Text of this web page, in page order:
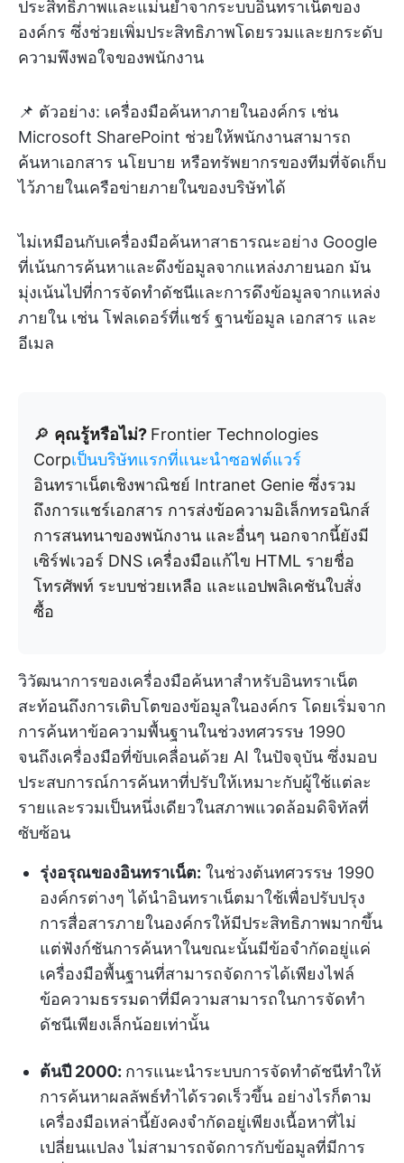
ประสิทธิภาพและแม่นยำจากระบบอินทราเน็ตของ
องค์กร ซึ่งช่วยเพิ่มประสิทธิภาพโดยรวมและยกระดับ
ความพึงพอใจของพนักงาน
📌 ตัวอย่าง: เครื่องมือค้นหาภายในองค์กร เช่น
Microsoft SharePoint ช่วยให้พนักงานสามารถ
ค้นหาเอกสาร นโยบาย หรือทรัพยากรของทีมที่จัดเก็บ
ไว้ภายในเครือข่ายภายในของบริษัทได้
ไม่เหมือนกับเครื่องมือค้นหาสาธารณะอย่าง Google
ที่เน้นการค้นหาและดึงข้อมูลจากแหล่งภายนอก มัน
มุ่งเน้นไปที่การจัดทำดัชนีและการดึงข้อมูลจากแหล่ง
ภายใน เช่น โฟลเดอร์ที่แชร์ ฐานข้อมูล เอกสาร และ
อีเมล
🔎 คุณรู้หรือไม่? Frontier Technologies
Corpเป็นบริษัทแรกที่แนะนำซอฟต์แวร์
อินทราเน็ตเชิงพาณิชย์ Intranet Genie ซึ่งรวม
ถึงการแชร์เอกสาร การส่งข้อความอิเล็กทรอนิกส์
การสนทนาของพนักงาน และอื่นๆ นอกจากนี้ยังมี
เซิร์ฟเวอร์ DNS เครื่องมือแก้ไข HTML รายชื่อ
โทรศัพท์ ระบบช่วยเหลือ และแอปพลิเคชันใบสั่ง
ซื้อ
วิวัฒนาการของเครื่องมือค้นหาสำหรับอินทราเน็ต
สะท้อนถึงการเติบโตของข้อมูลในองค์กร โดยเริ่มจาก
การค้นหาข้อความพื้นฐานในช่วงทศวรรษ 1990
จนถึงเครื่องมือที่ขับเคลื่อนด้วย AI ในปัจจุบัน ซึ่งมอบ
ประสบการณ์การค้นหาที่ปรับให้เหมาะกับผู้ใช้แต่ละ
รายและรวมเป็นหนึ่งเดียวในสภาพแวดล้อมดิจิทัลที่
ซับซ้อน
รุ่งอรุณของอินทราเน็ต: ในช่วงต้นทศวรรษ 1990
องค์กรต่างๆ ได้นำอินทราเน็ตมาใช้เพื่อปรับปรุง
การสื่อสารภายในองค์กรให้มีประสิทธิภาพมากขึ้น
แต่ฟังก์ชันการค้นหาในขณะนั้นมีข้อจำกัดอยู่แค่
เครื่องมือพื้นฐานที่สามารถจัดการได้เพียงไฟล์
ข้อความธรรมดาที่มีความสามารถในการจัดทำ
ดัชนีเพียงเล็กน้อยเท่านั้น
ต้นปี 2000: การแนะนำระบบการจัดทำดัชนีทำให้
การค้นหาผลลัพธ์ทำได้รวดเร็วขึ้น อย่างไรก็ตาม
เครื่องมือเหล่านี้ยังคงจำกัดอยู่เพียงเนื้อหาที่ไม่
เปลี่ยนแปลง ไม่สามารถจัดการกับข้อมูลที่มีการ